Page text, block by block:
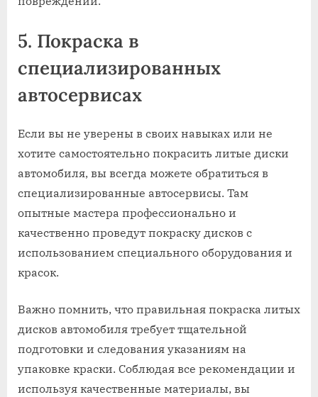
5. Покраска в
специализированных
автосервисах
Если вы не уверены в своих навыках или не
хотите самостоятельно покрасить литые диски
автомобиля, вы всегда можете обратиться в
специализированные автосервисы. Там
опытные мастера профессионально и
качественно проведут покраску дисков с
использованием специального оборудования и
красок.
Важно помнить, что правильная покраска литых
дисков автомобиля требует тщательной
подготовки и следования указаниям на
упаковке краски. Соблюдая все рекомендации и
используя качественные материалы, вы